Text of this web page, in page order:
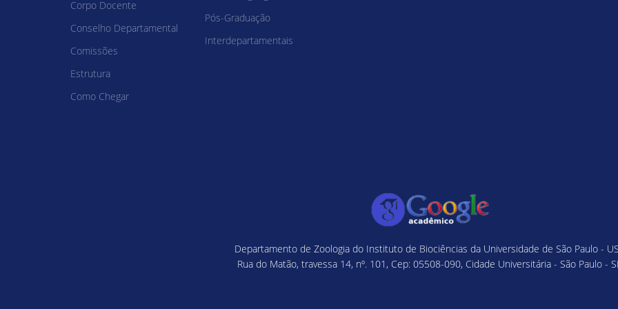
Corpo Docente
Conselho Departamental
Comissões
Estrutura
Como Chegar
Pós-Graduação
Interdepartamentais
Departamento de Zoologia do Instituto de Biociências da Universidade de São Paulo -
Rua do Matão, travessa 14, nº. 101, Cep: 05508-090, Cidade Universitária - São Paulo -